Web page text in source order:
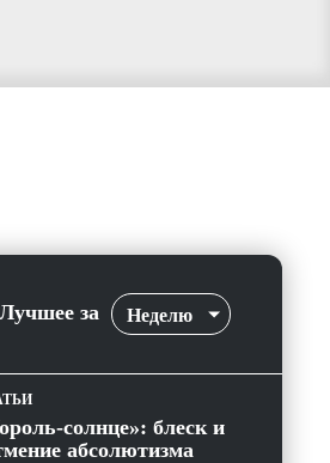
Лучшее за Неделю
солнце»: блеск и
абсолютизма